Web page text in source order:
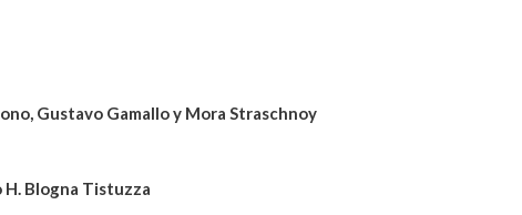
Gustavo Gamallo y Mora Straschnoy
Blogna Tistuzza